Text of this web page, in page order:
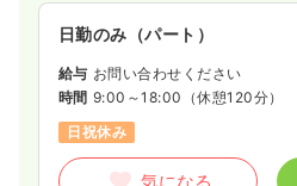
日勤のみ（パート）
給与 お問い合わせください
時間 9:00～18:00 （休憩120分）
日祝休み
気になる